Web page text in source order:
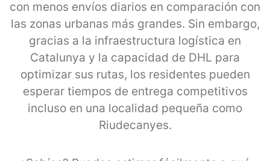
con menos envíos diarios en comparación con
las zonas urbanas más grandes. Sin embargo,
gracias a la infraestructura logística en
Catalunya y la capacidad de DHL para
optimizar sus rutas, los residentes pueden
esperar tiempos de entrega competitivos
incluso en una localidad pequeña como
Riudecanyes.